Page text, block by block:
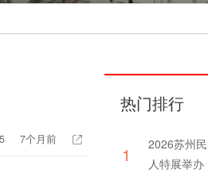
7个月前
热门排行
1
2026苏州
人特展举办